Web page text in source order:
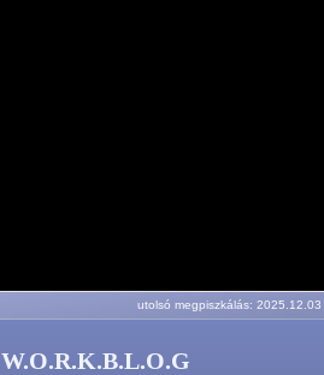
utolsó megpiszkálás:
W.O.R.K.B.L.O.G